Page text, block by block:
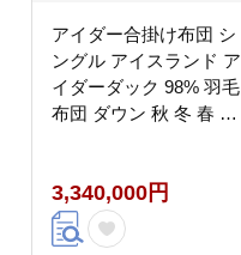
アイダー合掛け布団 シ
ングル アイスランド ア
イダーダック 98% 羽毛
布団 ダウン 秋 冬 春 保
3,340,000円